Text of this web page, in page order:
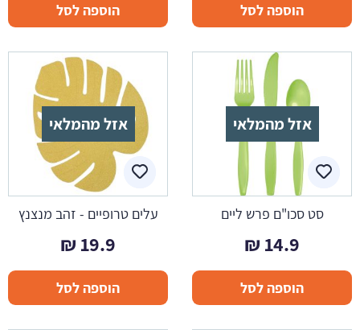
הוספה לסל הוספה לסל
אזל מהמלאי
סט סכו"ם פרש ליים
14.9
₪
הוספה לסל
אזל מהמלאי
עלים טרופיים - זהב מנצנץ
19.9
₪
הוספה לסל